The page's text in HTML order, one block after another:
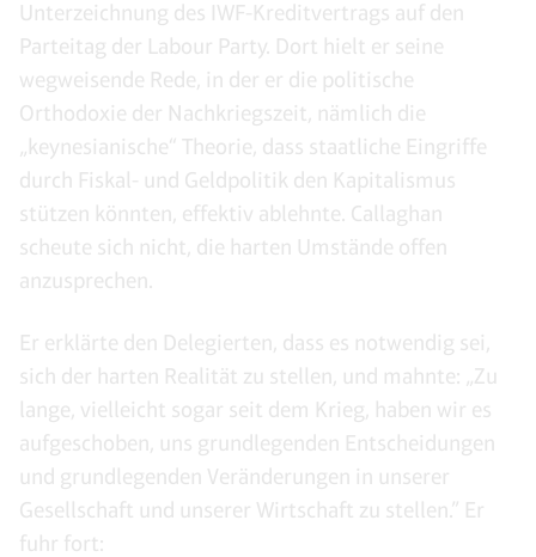
Unterzeichnung des IWF-Kreditvertrags auf den
Parteitag der Labour Party. Dort hielt er seine
wegweisende Rede, in der er die politische
Orthodoxie der Nachkriegszeit, nämlich die
„keynesianische“ Theorie, dass staatliche Eingriffe
durch Fiskal- und Geldpolitik den Kapitalismus
stützen könnten, effektiv ablehnte. Callaghan
scheute sich nicht, die harten Umstände offen
anzusprechen.
Er erklärte den Delegierten, dass es notwendig sei,
sich der harten Realität zu stellen, und mahnte: „Zu
lange, vielleicht sogar seit dem Krieg, haben wir es
aufgeschoben, uns grundlegenden Entscheidungen
und grundlegenden Veränderungen in unserer
Gesellschaft und unserer Wirtschaft zu stellen.” Er
fuhr fort: